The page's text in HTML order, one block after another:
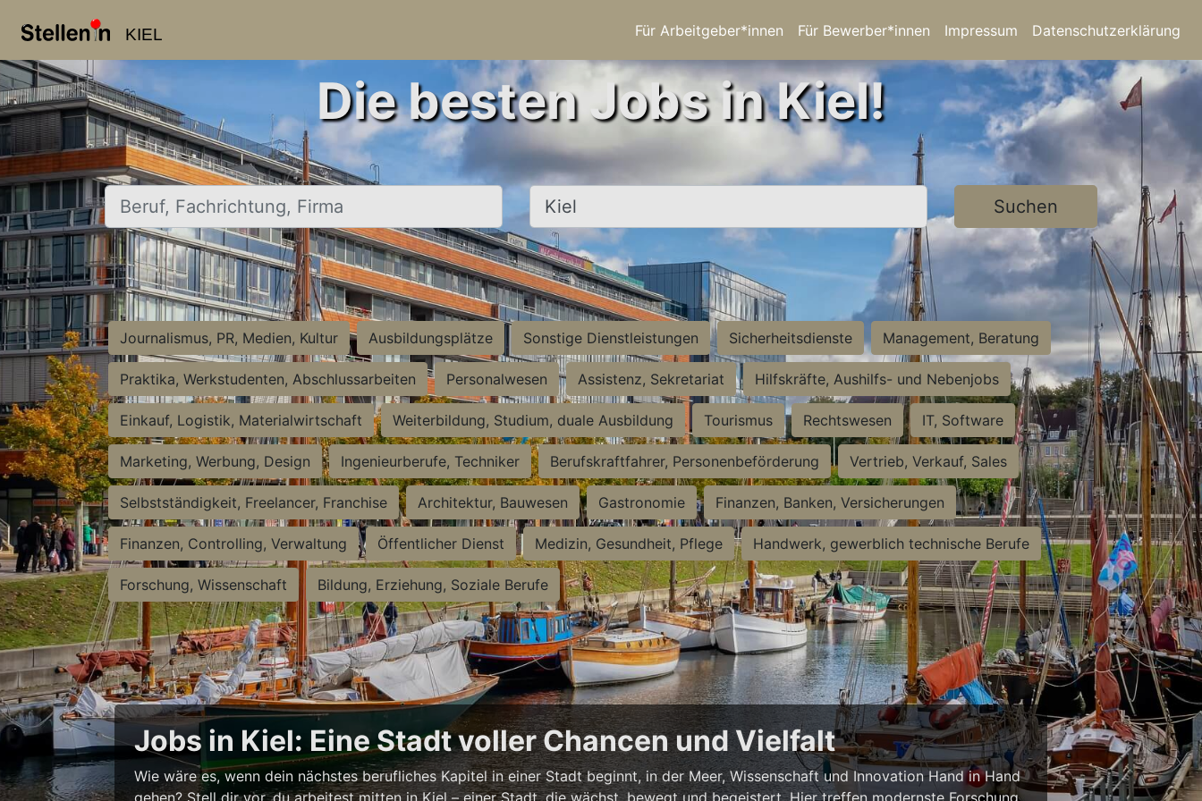
KIEL Für Arbeitgeber*innen Für Bewerber*innen Impressum Datenschutzerklärung
Die besten Jobs in Kiel!
Beruf, Fachrichtung, Firma Ort, Stadt Suchen
Journalismus, PR, Medien, Kultur Ausbildungsplätze Sonstige Dienstleistungen Sicherheitsdienste Management, Beratung
Praktika, Werkstudenten, Abschlussarbeiten Personalwesen Assistenz, Sekretariat Hilfskräfte, Aushilfs- und Nebenjobs
Einkauf, Logistik, Materialwirtschaft Weiterbildung, Studium, duale Ausbildung Tourismus Rechtswesen IT, Software
Marketing, Werbung, Design Ingenieurberufe, Techniker Berufskraftfahrer, Personenbeförderung Vertrieb, Verkauf, Sales
Selbstständigkeit, Freelancer, Franchise Architektur, Bauwesen Gastronomie Finanzen, Banken, Versicherungen
Finanzen, Controlling, Verwaltung Öffentlicher Dienst Medizin, Gesundheit, Pflege Handwerk, gewerblich technische Berufe
Forschung, Wissenschaft Bildung, Erziehung, Soziale Berufe
Jobs in Kiel: Eine Stadt voller Chancen und Vielfalt
Wie wäre es, wenn dein nächstes berufliches Kapitel in einer Stadt beginnt, in der Meer, Wissenschaft und Innovation Hand in Hand